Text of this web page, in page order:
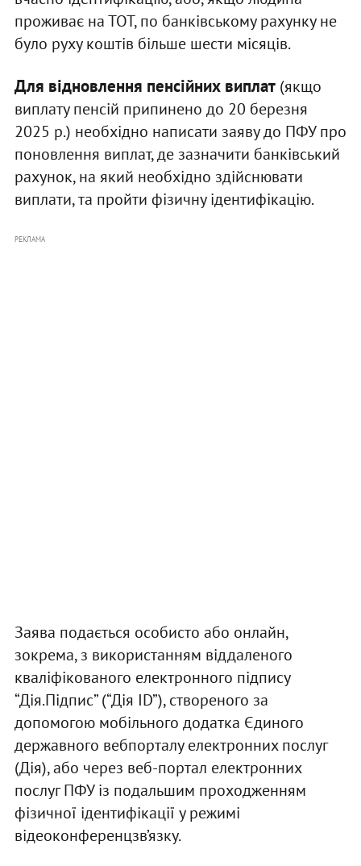
проживає на ТОТ, по банківському рахунку не
було руху коштів більше шести місяців.
Для відновлення пенсійних виплат(якщо
виплату пенсій припинено до 20 березня
2025 р.) необхідно написати заяву до ПФУ про
поновлення виплат, де зазначити банківський
рахунок, на який необхідно здійснювати
виплати, та пройти фізичну ідентифікацію.
РЕКЛАМА
Заява подається особисто або онлайн,
зокрема, з використанням віддаленого
кваліфікованого електронного підпису
“Дія.Підпис” (“Дія ID”), створеного за
допомогою мобільного додатка Єдиного
державного вебпорталу електронних послуг
(Дія), або через веб-портал електронних
послуг ПФУ із подальшим проходженням
фізичної ідентифікації у режимі
відеоконференцзв’язку.